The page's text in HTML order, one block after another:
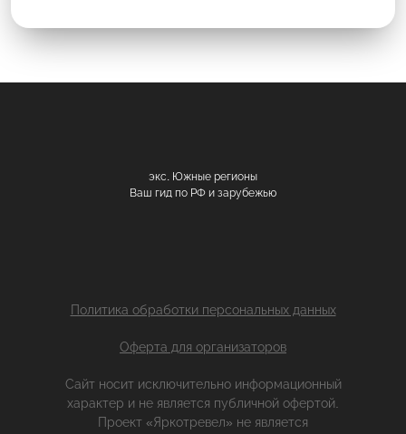
экс. Южные регионы
Ваш гид по РФ и зарубежью
Политика обработки персональных данных
Оферта для организаторов
Сайт носит исключительно информационный
характер и не является публичной офертой.
Проект «Яркотревел» не является